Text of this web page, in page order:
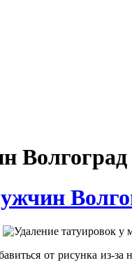
Волгоград
от рисунка из-